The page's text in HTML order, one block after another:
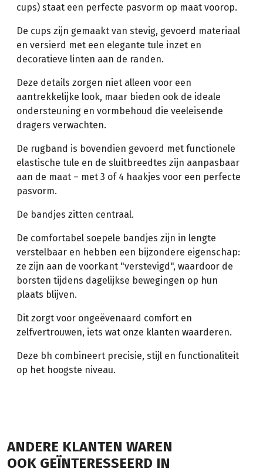
cups) staat een perfecte pasvorm op maat voorop.
De cups zijn gemaakt van stevig, gevoerd materiaal
en versierd met een elegante tule inzet en
decoratieve linten aan de randen.
Deze details zorgen niet alleen voor een
aantrekkelijke look, maar bieden ook de ideale
ondersteuning en vormbehoud die veeleisende
dragers verwachten.
De rugband is bovendien gevoerd met functionele
elastische tule en de sluitbreedtes zijn aanpasbaar
aan de maat – met 3 of 4 haakjes voor een perfecte
pasvorm.
De bandjes zitten centraal.
De comfortabel soepele bandjes zijn in lengte
verstelbaar en hebben een bijzondere eigenschap:
ze zijn aan de voorkant "verstevigd", waardoor de
borsten tijdens dagelijkse bewegingen op hun
plaats blijven.
Dit zorgt voor ongeëvenaard comfort en
zelfvertrouwen, iets wat onze klanten waarderen.
Deze bh combineert precisie, stijl en functionaliteit
op het hoogste niveau.
ANDERE KLANTEN WAREN
OOK GEÏNTERESSEERD IN